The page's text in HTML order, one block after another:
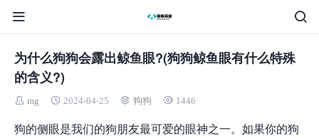
为什么狗狗会露出鲸鱼眼?(狗狗鲸鱼眼有什么特殊
的含义?)
mg 2024-04-25 狗狗 1446
狗的侧眼是我们的狗朋友最可爱的眼神之一。如果你的狗